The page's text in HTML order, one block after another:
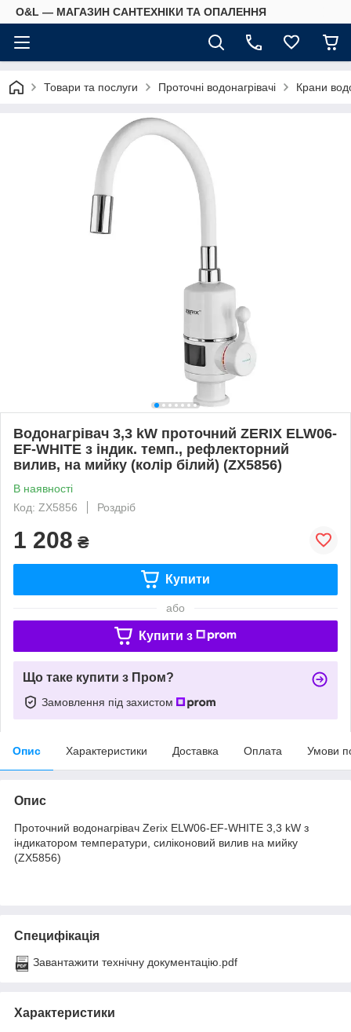
O&L — МАГАЗИН САНТЕХНІКИ ТА ОПАЛЕННЯ
Товари та послуги Проточні водонагрівачі Крани
Водонагрівач 3,3 kW проточний ZERIX ELW06-
EF-WHITE з індик. темп., рефлекторний
вилив, на мийку (колір білий) (ZX5856)
В наявності
Код: ZX5856
Роздріб
1 208 ₴
Купити
або
Купити з
Що таке купити з Пром?
Замовлення під захистом
Опис Характеристики Доставка Оплата Умови
Опис
Проточний водонагрівач Zerix ELW06-EF-WHITE 3,3 kW з
індикатором температури, силіконовий вилив на мийку
(ZX5856)
Специфікація
Завантажити технічну документацію.pdf
Характеристики